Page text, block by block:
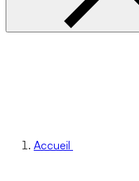
Accueil